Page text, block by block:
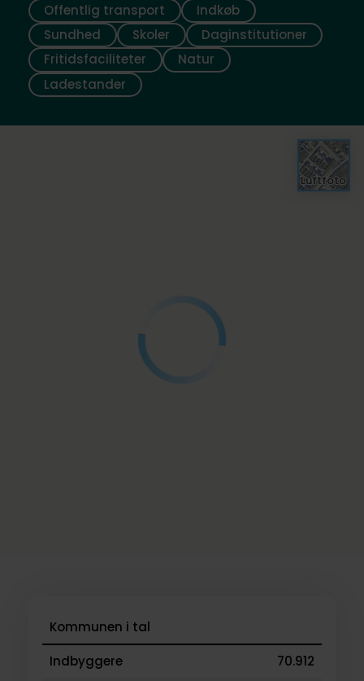
Offentlig transport
Indkøb
Sundhed
Skoler
Daginstitutioner
Fritidsfaciliteter
Natur
Ladestander
Luftfoto
Kommunen i tal
Indbyggere
70.912